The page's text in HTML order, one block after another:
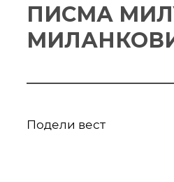
ПИСМА
Подели вест